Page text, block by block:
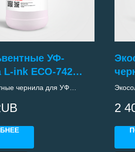
УФ-
L-ink ECO-742
чернила для УФ
2